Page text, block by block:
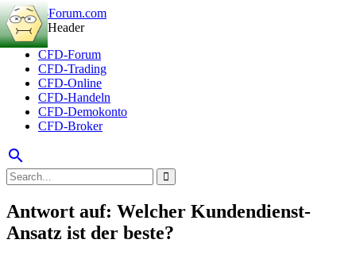
CFD-Forum
CFD-Trading
CFD-Online
CFD-Handeln
CFD-Demokonto
CFD-Broker
search
Antwort auf: Welcher Kundendienst-
Ansatz ist der beste?